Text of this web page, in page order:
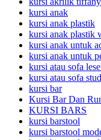
kursi anak
kursi anak plastik
kursi anak plastik
kursi anak untuk
kursi anak untuk
kursi atau sofa
kursi atau sofa
kursi bar
Kursi Bar Dan
KURSI BARS
kursi barstool
kursi barstool